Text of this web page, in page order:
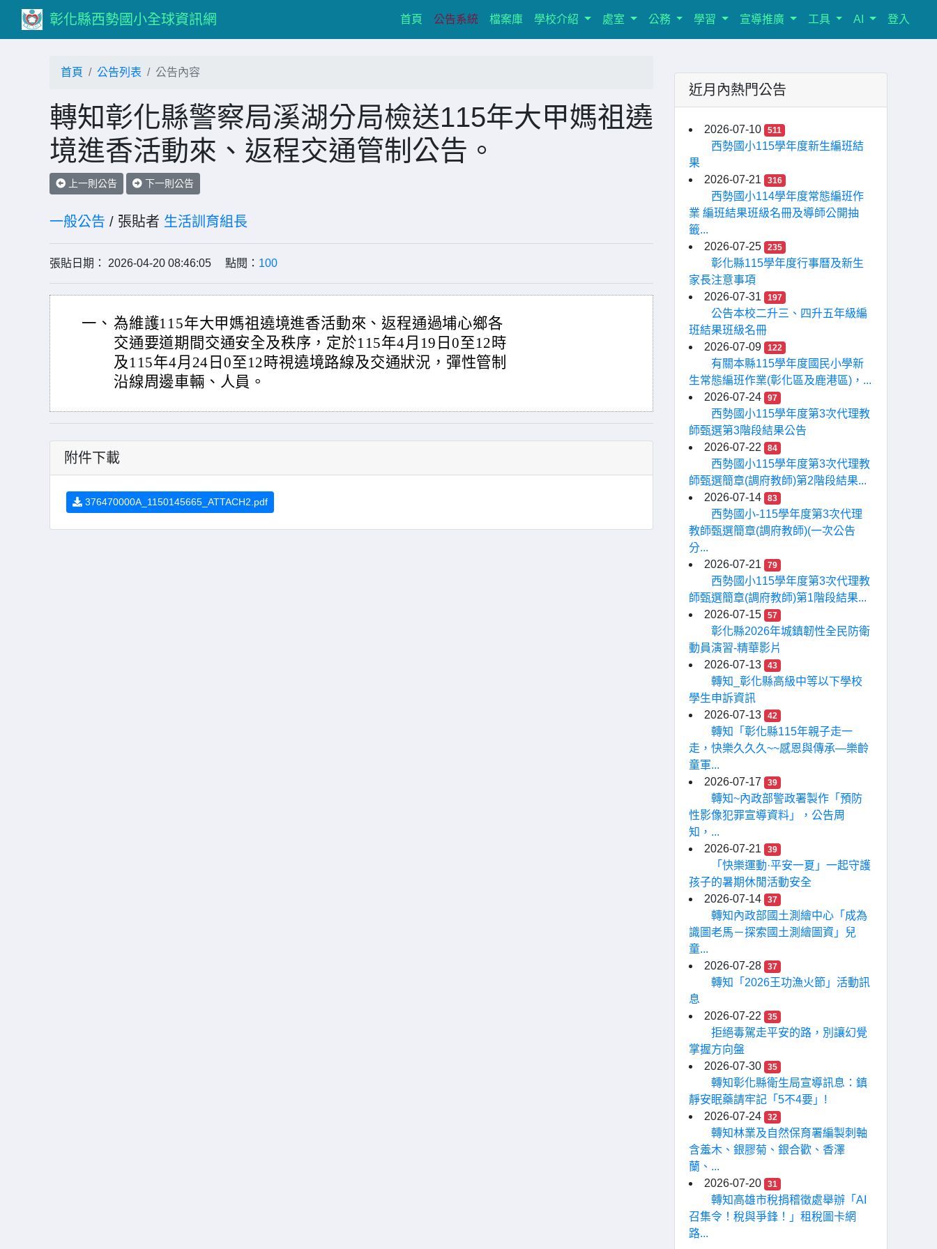
彰化縣西勢國小全球資訊網 首頁 (current)
公告系統 檔案庫 學校介紹 處室 公務 學習 宣導推廣 工具 AI 登入
首頁 公告列表 公告內容
轉知彰化縣警察局溪湖分局檢送115年大甲媽祖遶
境進香活動來、返程交通管制公告。
上一則公告 下一則公告
一般公告 / 張貼者 生活訓育組長
張貼日期： 2026-04-20 08:46:05 點閱： 100
一、 為維護115年大甲媽祖遶境進香活動來、返程通過埔心鄉各
交通要道期間交通安全及秩序，定於115年4月19日0至12時
及115年4月24日0至12時視遶境路線及交通狀況，彈性管制
沿線周邊車輛、人員。
附件下載
376470000A_1150145665_ATTACH2.pdf
近月內熱門公告
2026-07-10 511
西勢國小115學年度新生編班結
果
2026-07-21
316
西勢國小114學年度常態編班作
業 編班結果班級名冊及導師公開抽
籤...
2026-07-25
235
彰化縣115學年度行事曆及新生
家長注意事項
2026-07-31
197
公告本校二升三、四升五年級編
班結果班級名冊
2026-07-09
122
有關本縣115學年度國民小學新
生常態編班作業(彰化區及鹿港區)，...
2026-07-24
97
西勢國小115學年度第3次代理教
師甄選第3階段結果公告
2026-07-22
84
西勢國小115學年度第3次代理教
師甄選簡章(調府教師)第2階段結果...
2026-07-14
83
西勢國小-115學年度第3次代理
教師甄選簡章(調府教師)(一次公告
分...
2026-07-21
79
西勢國小115學年度第3次代理教
師甄選簡章(調府教師)第1階段結果...
2026-07-15
57
彰化縣2026年城鎮韌性全民防衛
動員演習-精華影片
2026-07-13
43
轉知_彰化縣高級中等以下學校
學生申訴資訊
2026-07-13
42
轉知「彰化縣115年親子走一
走，快樂久久久~~感恩與傳承—樂齡
童軍...
2026-07-17
39
轉知~內政部警政署製作「預防
性影像犯罪宣導資料」，公告周
知，...
2026-07-21
39
「快樂運動·平安一夏」一起守護
孩子的暑期休閒活動安全
2026-07-14
37
轉知內政部國土測繪中心「成為
識圖老馬－探索國土測繪圖資」兒
童...
2026-07-28
37
轉知「2026王功漁火節」活動訊
息
2026-07-22
35
拒絕毒駕走平安的路，別讓幻覺
掌握方向盤
2026-07-30
35
轉知彰化縣衛生局宣導訊息：鎮
靜安眠藥請牢記「5不4要」!
2026-07-24
32
轉知林業及自然保育署編製刺軸
含羞木、銀膠菊、銀合歡、香澤
蘭、...
2026-07-20
31
轉知高雄市稅捐稽徵處舉辦「AI
召集令！稅與爭鋒！」租稅圖卡網
路...